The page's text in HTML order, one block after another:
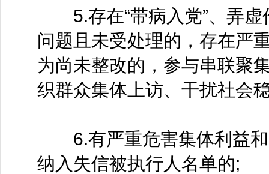
5.存在“带病入党”、弄虚
问题且未受处理的，存在严
为尚未整改的，参与串联聚
织群众集体上访、干扰社会
6.有严重危害集体利益和
纳入失信被执行人名单的;